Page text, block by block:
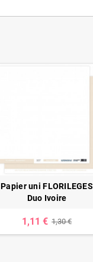
Papier uni FLORILEGES
Duo Ivoire
1,11 € 1,30 €